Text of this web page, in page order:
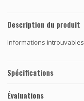
Description du produit
Informations introuvables
Spécifications
Évaluations